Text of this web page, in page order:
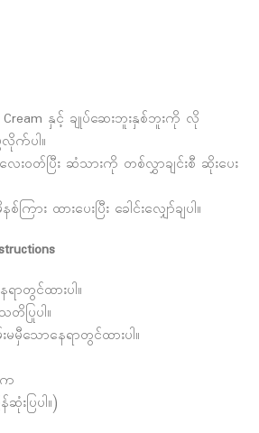
Cream နှင့် ချုပ်ဆေးဘူးနှစ်ဘူးကို လို
က်ပါ။
းဝတ်ပြီး ဆံသားကို တစ်လွှာချင်းစီ ဆိုးပေး
ား ထားပေးပြီး ခေါင်းလျှော်ချပါ။
ာတွင်ထားပါ။
ပြုပါ။
သောနေရာတွင်ထားပါ။
က
းပြပါ။)